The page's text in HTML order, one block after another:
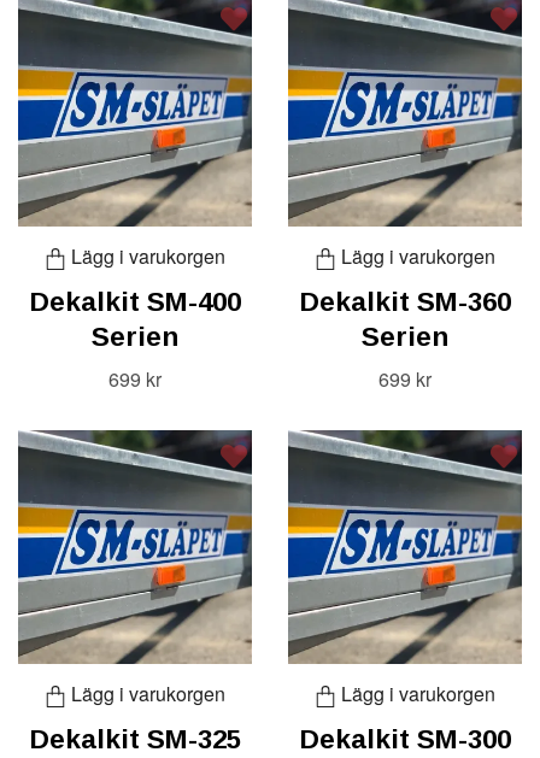
Lägg i varukorgen
Dekalkit SM-400
Serien
699 kr
Lägg i varukorgen
Dekalkit SM-360
Serien
699 kr
Lägg i varukorgen
Dekalkit SM-325
Lägg i varukorgen
Dekalkit SM-300